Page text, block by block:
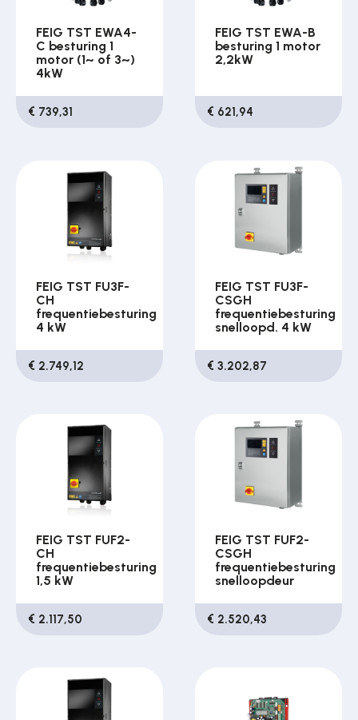
FEIG TST EWA4-
C besturing 1
motor (1~ of 3~)
4kW
€ 739,31
FEIG TST EWA-B
besturing 1 motor
2,2kW
€ 621,94
FEIG TST FU3F-
CH
frequentiebesturing
4 kW
€ 2.749,12
FEIG TST FU3F-
CSGH
frequentiebesturing
snelloopd. 4 kW
€ 3.202,87
FEIG TST FUF2-
CH
frequentiebesturing
1,5 kW
€ 2.117,50
FEIG TST FUF2-
CSGH
frequentiebesturing
snelloopdeur
€ 2.520,43